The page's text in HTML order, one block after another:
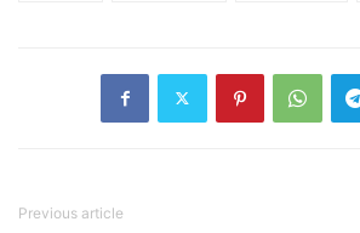
Previous article